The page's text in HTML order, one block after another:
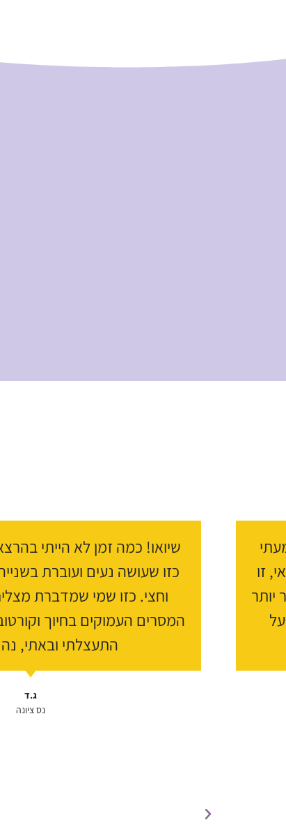
זו
יותר
שיואו! כמה זמן לא הייתי
כזו שעושה נעים ועוברת
וחצי. כזו שמי שמדברת
המסרים העמוקים בחיוך
התעצלתי ובאתי,
ג.ד
נס ציונה
ה
ה